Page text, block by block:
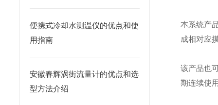
便携式冷却水测温仪的优点和使
用指南
安徽春辉涡街流量计的优点和选
型方法介绍
本系统产
成相对应
该产品也
期连续使